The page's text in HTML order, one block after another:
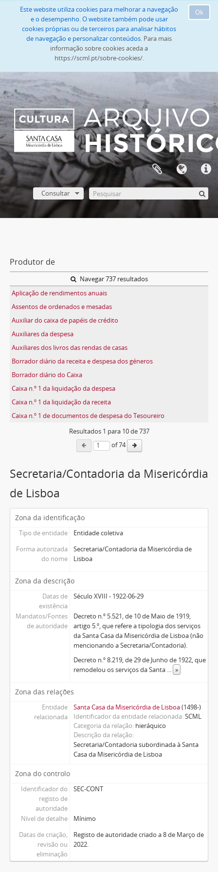
Ok
Este website utiliza cookies para melhorar a navegação
e o desempenho. O website também pode usar
cookies próprias ou de terceiros para analisar hábitos
de navegação e personalizar conteúdos. Para mais
informação sobre cookies aceda a
https://scml.pt/sobre-cookies/.
Consultar
Produtor de
Navegar 737 resultados
Aplicação de rendimentos anuais
Assentos de ordenados e mesadas
Auxiliar do caixa de papéis de crédito
Auxiliares da despesa
Auxiliares dos livros das rendas de casas
Borrador diário da receita e despesa dos géneros
Borrador diário do Caixa
Caixa n.º 1 da liquidação da despesa
Caixa n.º 1 da liquidação da receita
Caixa n.º 1 de documentos de despesa do Tesoureiro
Resultados 1 para 10de 737
of 74
Secretaria/Contadoria da Misericórdia
de Lisboa
Zona da identificação
Tipo de entidade
Entidade coletiva
Forma autorizada
do nome
Secretaria/Contadoria da Misericórdia de
Lisboa
Zona da descrição
Datas de
existência
Século XVIII - 1922-06-29
Mandatos/Fontes
de autoridade
Decreto n.º 5.521, de 10 de Maio de 1919,
artigo 5.º, que refere a tipologia dos serviços
da Santa Casa da Misericórdia de Lisboa (não
mencionando a Secretaria/Contadoria).
Decreto n.º 8.219, de 29 de Junho de 1922, que
remodelou os serviços da Santa ... »
Zona das relações
Entidade
relacionada
Santa Casa da Misericórdia de Lisboa(1498-)
Identificador da entidade relacionada SCML
Categoria da relação hieráquico
Descrição da relação
Secretaria/Contadoria subordinada à Santa
Casa da Misericórdia de Lisboa
Zona do controlo
Identificador do
registo de
autoridade
SEC-CONT
Nível de detalhe
Mínimo
Datas de criação,
revisão ou
eliminação
Registo de autoridade criado a 8 de Março de
2022.